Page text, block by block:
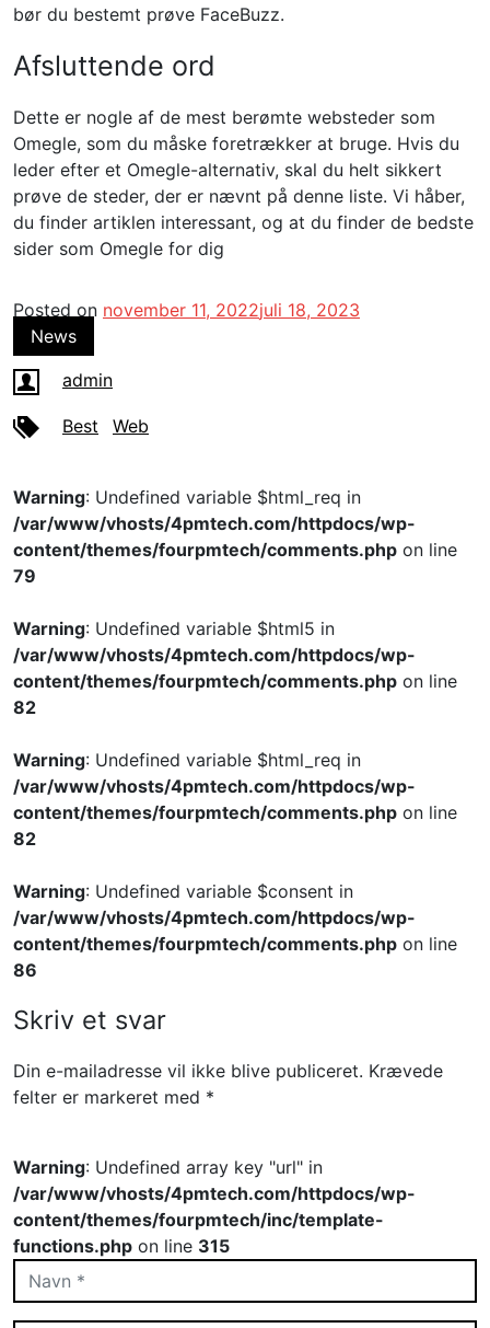
bør du bestemt prøve FaceBuzz.
Afsluttende ord
Dette er nogle af de mest berømte websteder som
Omegle, som du måske foretrækker at bruge. Hvis du
leder efter et Omegle-alternativ, skal du helt sikkert
prøve de steder, der er nævnt på denne liste. Vi håber,
du finder artiklen interessant, og at du finder de bedste
sider som Omegle for dig
Posted on november 11, 2022juli 18, 2023
News
admin
Best Web
Warning: Undefined variable $html_req in
/var/www/vhosts/4pmtech.com/httpdocs/wp-
content/themes/fourpmtech/comments.php on line
79
Warning: Undefined variable $html5 in
/var/www/vhosts/4pmtech.com/httpdocs/wp-
content/themes/fourpmtech/comments.php on line
82
Warning: Undefined variable $html_req in
/var/www/vhosts/4pmtech.com/httpdocs/wp-
content/themes/fourpmtech/comments.php on line
82
Warning: Undefined variable $consent in
/var/www/vhosts/4pmtech.com/httpdocs/wp-
content/themes/fourpmtech/comments.php on line
86
Skriv et svar
Din e-mailadresse vil ikke blive publiceret. Krævede
felter er markeret med *
Warning: Undefined array key "url" in
/var/www/vhosts/4pmtech.com/httpdocs/wp-
content/themes/fourpmtech/inc/template-
functions.php on line 315